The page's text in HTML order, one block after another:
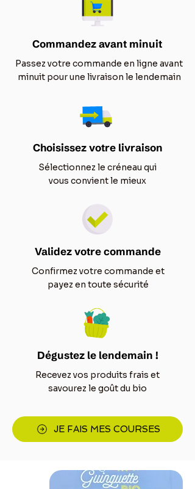
Commandez avant minuit
Passez votre commande en ligne avant
minuit pour une livraison le lendemain
Choisissez votre livraison
Sélectionnez le créneau qui
vous convient le mieux
Validez votre commande
Confirmez votre commande et
payez en toute sécurité
Dégustez le lendemain !
Recevez vos produits frais et
savourez le goût du bio
JE FAIS MES COURSES